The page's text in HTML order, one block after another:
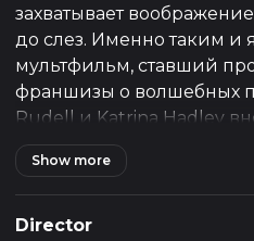
захватывает
до слез. Именно таким и
мультфильм, ставший
франшизы о волшебных
Rudell и Katrina Hadley
зрителей в мир
магия переплетаются в
незабываемые
написанный Whitney
Show more
Director